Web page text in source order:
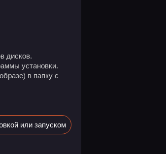
дисков.
установки.
в папку с
или запуском